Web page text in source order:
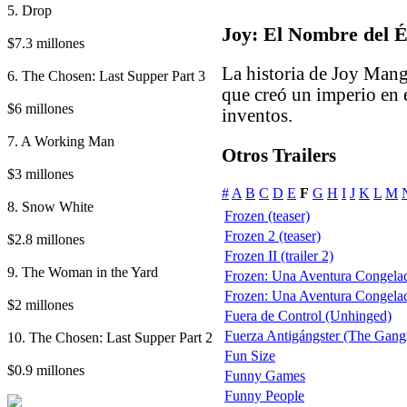
5. Drop
$7.3 millones
6. The Chosen: Last Supper Part 3
$6 millones
7. A Working Man
$3 millones
8. Snow White
$2.8 millones
9. The Woman in the Yard
$2 millones
10. The Chosen: Last Supper Part 2
$0.9 millones
Joy: El Nombre del
La historia de Joy
que creó un imperio en
inventos.
Otros Trailers
# A B C D E F G H I J K L M
Frozen (teaser)
Frozen 2 (teaser)
Frozen II (trailer 2)
Frozen: Una Aventura
Frozen: Una Aventura
Fuera de Control (Unhinged)
Fuerza Antigángster (The
Fun Size
Funny Games
Funny People